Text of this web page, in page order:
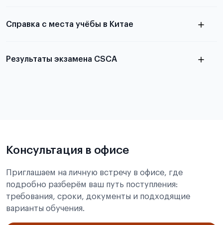
Справка с места учёбы в Китае
Результаты экзамена CSCA
Консультация в офисе
Приглашаем на личную встречу в офисе, где
подробно разберём ваш путь поступления:
требования, сроки, документы и подходящие
варианты обучения.